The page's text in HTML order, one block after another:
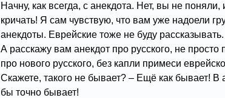
Начну, как всегда, с анекдота. Нет, вы не поняли,
кричать! Я сам чувствую, что вам уже надоели
анекдоты. Еврейские тоже не буду
А расскажу вам анекдот про русского, не просто
про нового русского, без капли примеси
Скажете, такого не бывает? – Ещё как бывает! В
бы точно бывает!